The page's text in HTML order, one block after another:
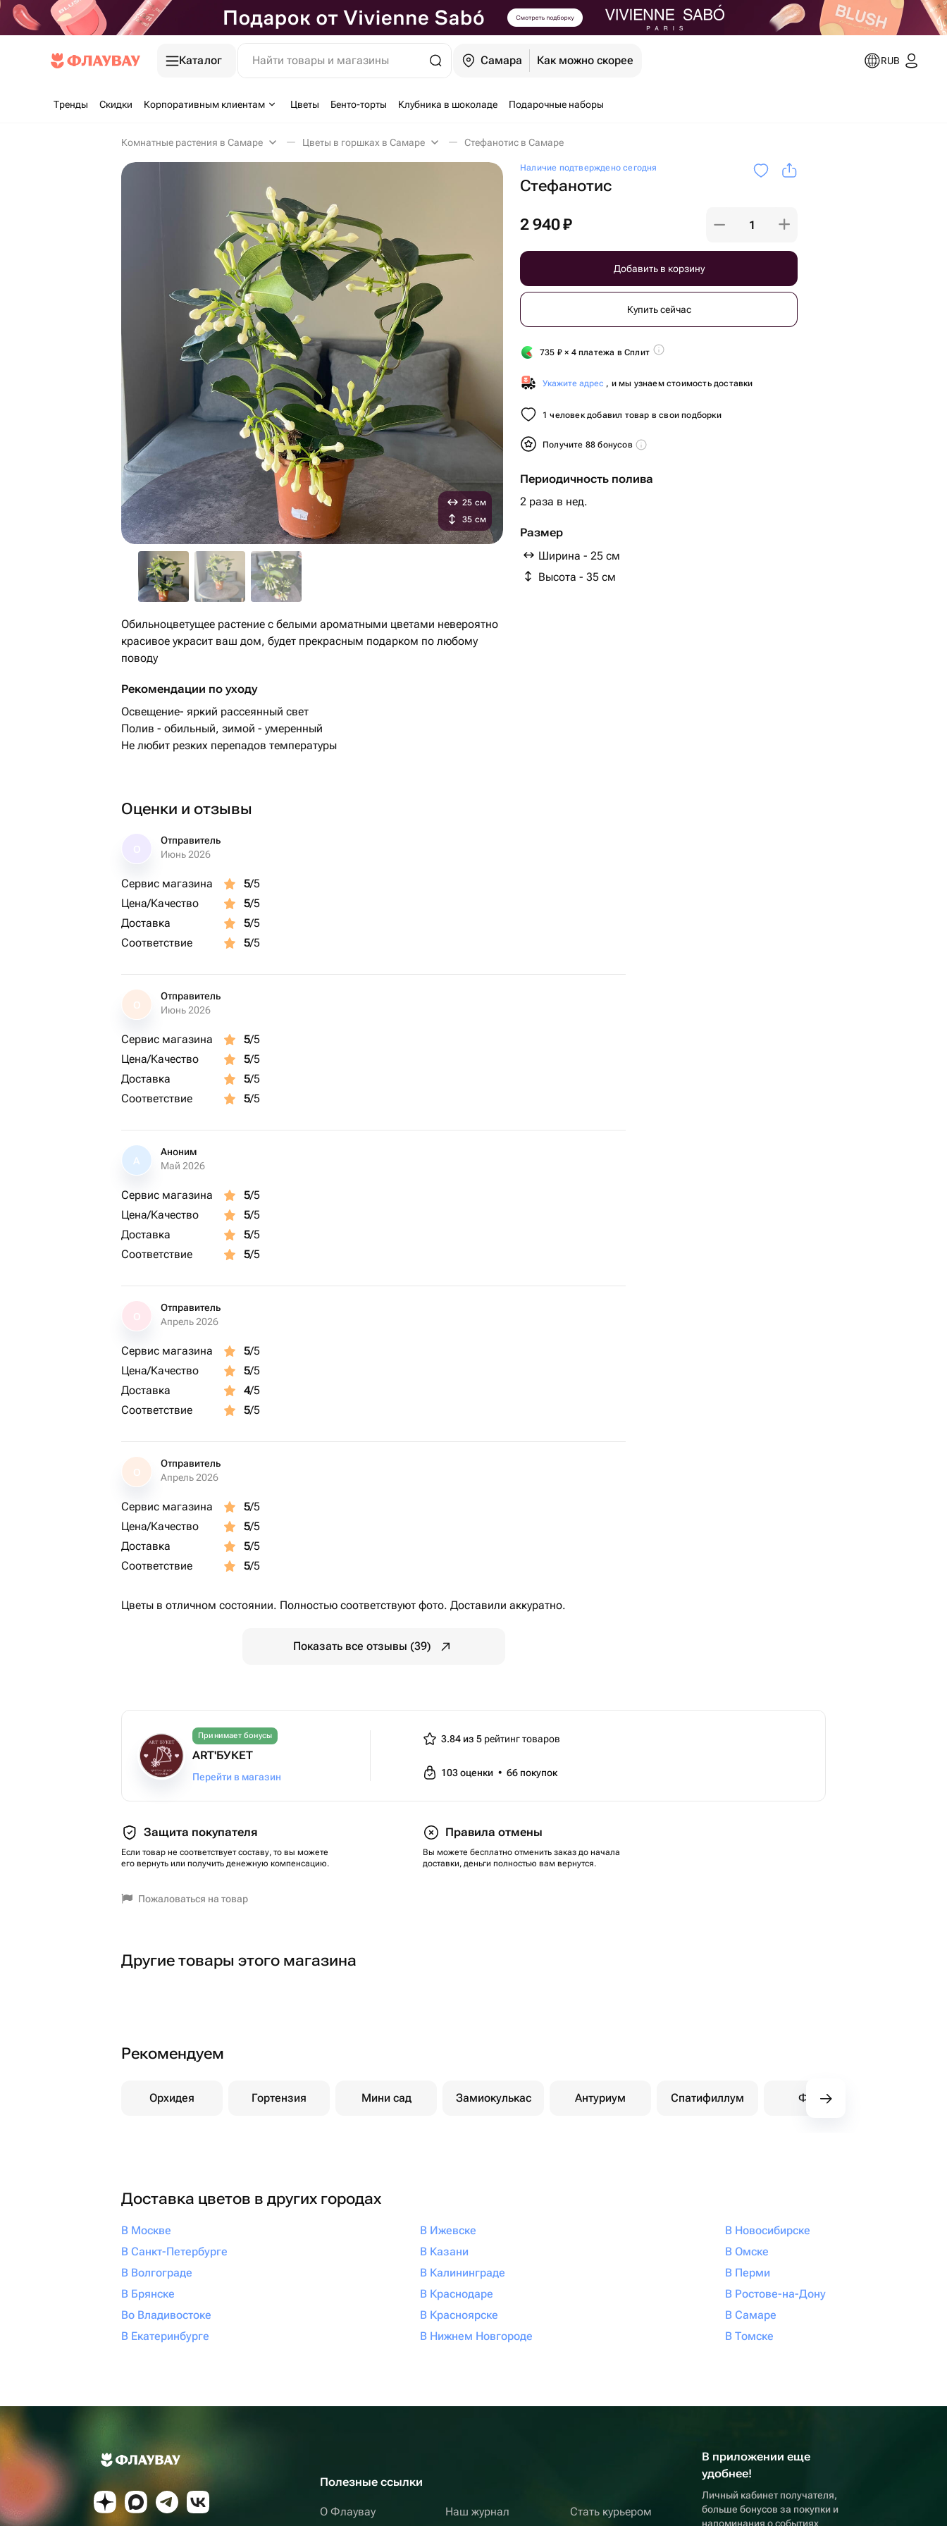
Каталог Найти товары и магазины Самара Как можно скорее RUB
Тренды Скидки Корпоративным клиентам Цветы Бенто-торты Клубника в шоколаде Подарочные наборы
Комнатные растения в Самаре Цветы в горшках в Самаре Стефанотис в Самаре
Наличие подтверждено сегодня
Стефанотис
2 940₽
Добавить в корзину
Купить сейчас
735 ₽ × 4 платежа в Сплит
Укажите адрес , и мы узнаем стоимость доставки
1 человек добавил товар в свои подборки
Получите 88 бонусов
Периодичность полива
2 раза в нед.
Размер
Ширина - 25 см
Высота - 35 см
25 см
35 см
Обильноцветущее растение с белыми ароматными цветами невероятно
красивое украсит ваш дом, будет прекрасным подарком по любому
поводу
Рекомендации по уходу
Освещение- яркий рассеянный свет
Полив - обильный, зимой - умеренный
Не любит резких перепадов температуры
Оценки и отзывы
Отправитель
Июнь 2026
Сервис магазина 5/5
Цена/Качество
5/5
Доставка
5/5
Соответствие
5/5
О
Отправитель
Июнь 2026
Сервис магазина 5/5
Цена/Качество
5/5
Доставка
5/5
Соответствие
5/5
А
Аноним
Май 2026
Сервис магазина 5/5
Цена/Качество
5/5
Доставка
5/5
Соответствие
5/5
Отправитель
Апрель 2026
Сервис магазина 5/5
Цена/Качество
5/5
Доставка
4/5
Соответствие
5/5
О
Отправитель
Апрель 2026
Сервис магазина 5/5
Цена/Качество
5/5
Доставка
5/5
Соответствие
5/5
Цветы в отличном состоянии. Полностью соответствуют фото. Доставили аккуратно.
Показать все отзывы (39)
Принимает бонусы
ART'БУКЕТ
Перейти в магазин
3.84 из 5 рейтинг товаров
103оценки • 66 покупок
Защита покупателя
Если товар не соответствует составу, то вы можете
его вернуть или получить денежную компенсацию.
Правила отмены
Вы можете бесплатно отменить заказ до начала
доставки, деньги полностью вам вернутся.
Пожаловаться на товар
Другие товары этого магазина
Рекомендуем
Орхидея Гортензия Мини сад Замиокулькас Антуриум Спатифиллум Фикус
Доставка цветов в других городах
В Москве
В Санкт-Петербурге
В Волгограде
В Брянске
Во Владивостоке
В Екатеринбурге
В Ижевске
В Казани
В Калининграде
В Краснодаре
В Красноярске
В Нижнем Новгороде
В Новосибирске
В Омске
В Перми
В Ростове-на-Дону
В Самаре
В Томске
Полезные ссылки
О Флаувау Наш журнал Стать курьером
В приложении еще
удобнее!
Личный кабинет получателя,
больше бонусов за покупки и
напоминания о событиях